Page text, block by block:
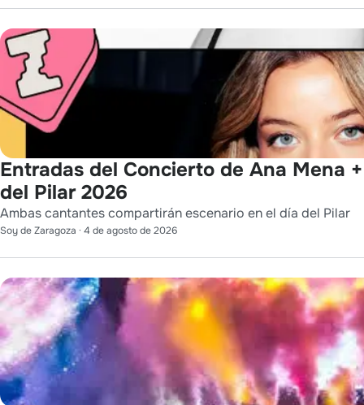
Entradas del Concierto de Ana Mena
del Pilar 2026
Ambas cantantes compartirán escenario en el día del Pilar
Soy de Zaragoza · 4 de agosto de 2026